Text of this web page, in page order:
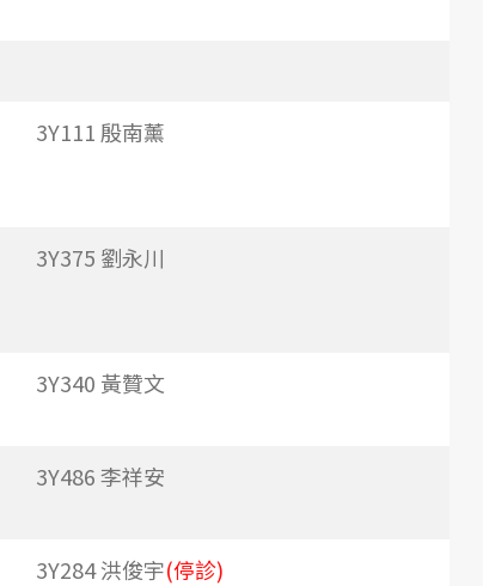
3Y111 殷南薰
3Y375 劉永川
3Y340 黃贊文
3Y486 李祥安
3Y284 洪俊宇(停診)